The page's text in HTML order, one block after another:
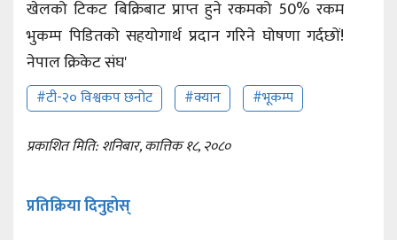
#टी-२० विश्वकप छनोट #क्यान #भूकम्प
प्रकाशित मिति: शनिबार, कात्तिक १८, २०८०
प्रतिक्रिया दिनुहोस्